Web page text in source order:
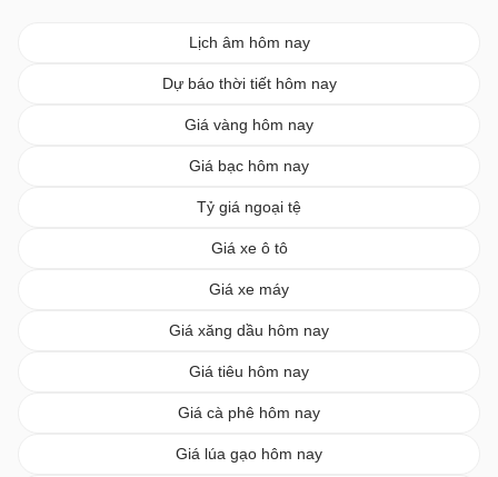
Lịch âm hôm nay
Dự báo thời tiết hôm nay
Giá vàng hôm nay
Giá bạc hôm nay
Tỷ giá ngoại tệ
Giá xe ô tô
Giá xe máy
Giá xăng dầu hôm nay
Giá tiêu hôm nay
Giá cà phê hôm nay
Giá lúa gạo hôm nay